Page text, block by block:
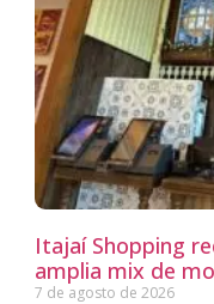
Itajaí Shopping
amplia mix de
7 de agosto de 2026